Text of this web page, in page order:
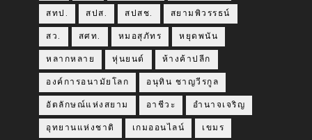
สทป. สปส. สปสช. สยามพิวรรธน์
สว. สศท. หมอสุภัทร หยุดพนัน
หลากหลาย หุ่นยนต์ ห้างค้าปลีก
องค์การอนามัยโลก อนุทิน ชาญวีรกูล
อัตลักษณ์แห่งสยาม อาชีวะ อำนาจเจริญ
อุทยานแห่งชาติ เกมออนไลน์ เขมร